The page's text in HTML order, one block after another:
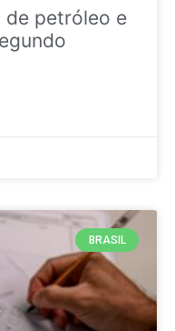
de petróleo e
BRASIL